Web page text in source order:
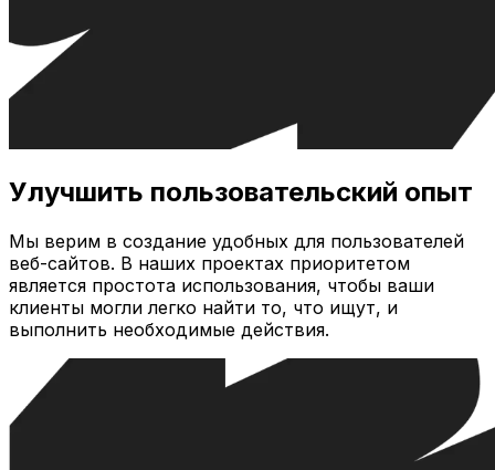
Улучшить пользовательский опыт
Мы верим в создание удобных для пользователей
веб-сайтов. В наших проектах приоритетом
является простота использования, чтобы ваши
клиенты могли легко найти то, что ищут, и
выполнить необходимые действия.